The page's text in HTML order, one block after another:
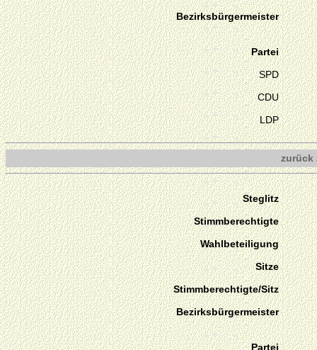
Bezirksbürgermeister
Partei
SPD
CDU
LDP
zurück
Steglitz
Stimmberechtigte
Wahlbeteiligung
Sitze
Stimmberechtigte/Sitz
Bezirksbürgermeister
Partei